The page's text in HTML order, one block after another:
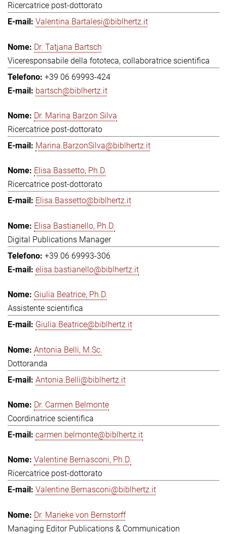
Ricercatrice post-dottorato
Valentina.Bartalesi@biblhertz.it
Dr. Tatjana Bartsch
Viceresponsabile della fototeca, collaboratrice scientifica
+39 06 69993-424
bartsch@biblhertz.it
Dr. Marina Barzon Silva
Ricercatrice post-dottorato
Marina.BarzonSilva@biblhertz.it
Elisa Bassetto, Ph.D.
Ricercatrice post-dottorato
Elisa.Bassetto@biblhertz.it
Elisa Bastianello, Ph.D.
Digital Publications Manager
+39 06 69993-306
elisa.bastianello@biblhertz.it
Giulia Beatrice, Ph.D.
Assistente scientifica
Giulia.Beatrice@biblhertz.it
Antonia Belli, M.Sc.
Dottoranda
Antonia.Belli@biblhertz.it
Dr. Carmen Belmonte
Coordinatrice scientifica
carmen.belmonte@biblhertz.it
Valentine Bernasconi, Ph.D.
Ricercatrice post-dottorato
Valentine.Bernasconi@biblhertz.it
Dr. Marieke von Bernstorff
Managing Editor Publications & Communication